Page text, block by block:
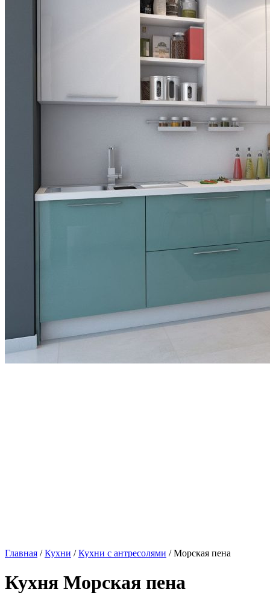
Главная /Кухни /Кухни с антресолями / Морская пена
Кухня Морская пена